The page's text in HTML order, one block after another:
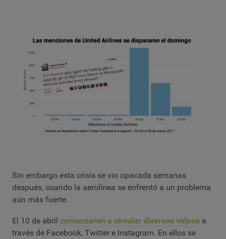
Sin embargo esta crisis se vio opacada semanas
después, cuando la aerolínea se enfrentó a un problema
aún más fuerte.
El 10 de abril comenzaron a circular diversos videos a
través de Facebook, Twitter e Instagram. En ellos se